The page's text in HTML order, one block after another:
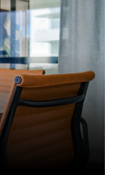
die
selbständig